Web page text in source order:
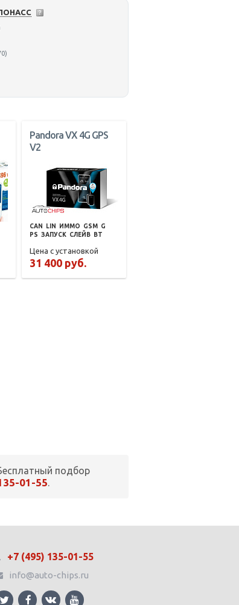
Pandora VX 4G GPS
V2
CAN LIN ИММО GSM G
PS ЗАПУСК СЛЕЙВ BT
Цена с установкой
31 400 руб.
подбор
01-55.
+7 (495) 135-01-55
info@auto-chips.ru